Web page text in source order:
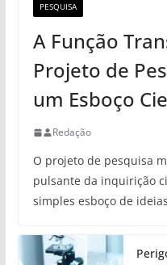
PESQUISA
A Função
Projeto de
um Esboço
Redação
O projeto de pesquisa
pulsante da inquirição
simples esboço de